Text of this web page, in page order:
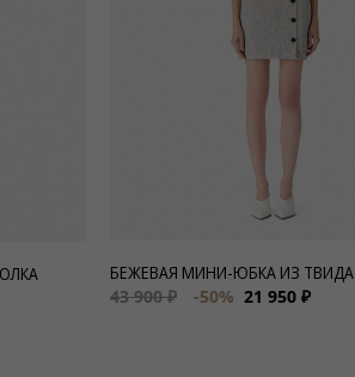
БЕЖЕВАЯ МИНИ-ЮБКА ИЗ ТВИДА
43 900 ₽
-50% 21 950 ₽